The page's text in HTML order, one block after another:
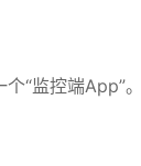
“监控端App”